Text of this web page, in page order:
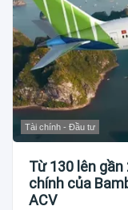
Tài chính - Đầu tư
Từ 130 lên
chính của
ACV